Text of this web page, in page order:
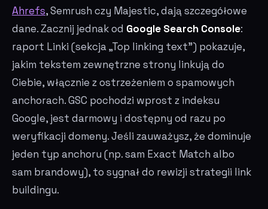
Ahrefs, Semrush czy Majestic, dają szczegółowe
dane. Zacznij jednak od Google Search Console:
raport Linki (sekcja „Top linking text") pokazuje,
jakim tekstem zewnętrzne strony linkują do
Ciebie, włącznie z ostrzeżeniem o spamowych
anchorach. GSC pochodzi wprost z indeksu
Google, jest darmowy i dostępny od razu po
weryfikacji domeny. Jeśli zauważysz, że dominuje
jeden typ anchoru (np. sam Exact Match albo
sam brandowy), to sygnał do rewizji strategii link
buildingu.